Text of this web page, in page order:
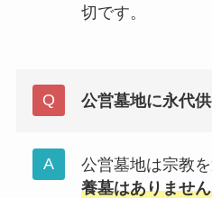
切です。
公営墓地に永代
公営墓地は宗教
養墓はありません